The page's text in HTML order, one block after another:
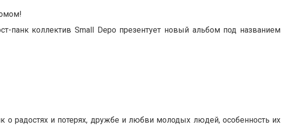
панк коллектив Small Depo презентует новый альбом под названием
о радостях и потерях, дружбе и любви молодых людей, особенность их